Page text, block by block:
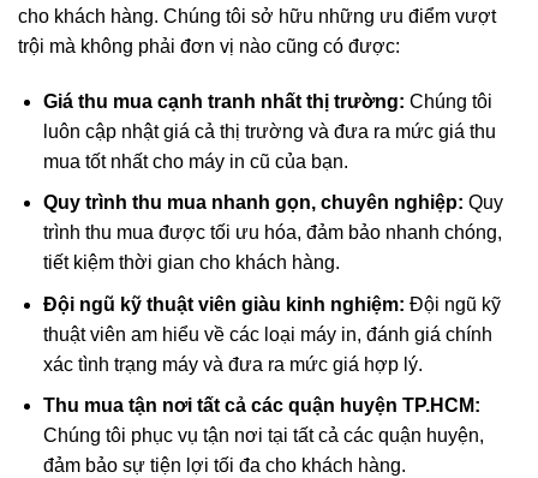
cho khách hàng. Chúng tôi sở hữu những ưu điểm vượt
trội mà không phải đơn vị nào cũng có được:
Giá thu mua cạnh tranh nhất thị trường: Chúng tôi
luôn cập nhật giá cả thị trường và đưa ra mức giá thu
mua tốt nhất cho máy in cũ của bạn.
Quy trình thu mua nhanh gọn, chuyên nghiệp: Quy
trình thu mua được tối ưu hóa, đảm bảo nhanh chóng,
tiết kiệm thời gian cho khách hàng.
Đội ngũ kỹ thuật viên giàu kinh nghiệm: Đội ngũ kỹ
thuật viên am hiểu về các loại máy in, đánh giá chính
xác tình trạng máy và đưa ra mức giá hợp lý.
Thu mua tận nơi tất cả các quận huyện TP.HCM:
Chúng tôi phục vụ tận nơi tại tất cả các quận huyện,
đảm bảo sự tiện lợi tối đa cho khách hàng.